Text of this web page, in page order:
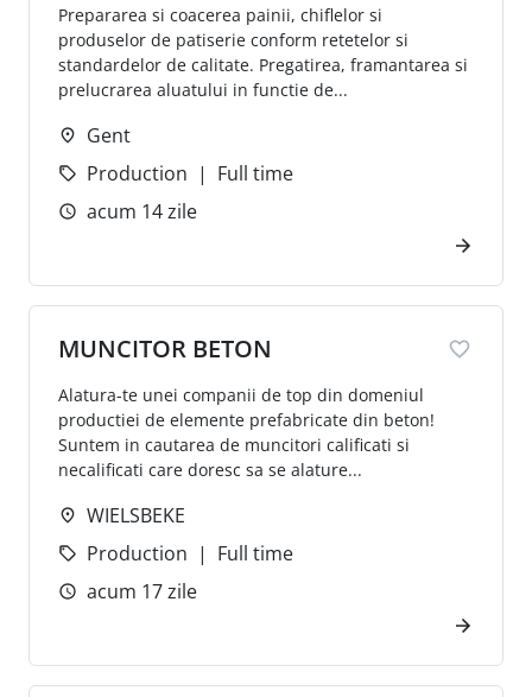
Prepararea si coacerea painii, chiflelor si
produselor de patiserie conform retetelor si
standardelor de calitate. Pregatirea, framantarea si
prelucrarea aluatului in functie de...
Gent
Production
Full time
acum 14 zile
MUNCITOR BETON
Alatura-te unei companii de top din domeniul
productiei de elemente prefabricate din beton!
Suntem in cautarea de muncitori calificati si
necalificati care doresc sa se alature...
WIELSBEKE
Production
Full time
acum 17 zile